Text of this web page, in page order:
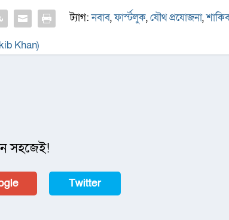
ট্যাগ:নবাব,ফার্স্টলুক,যৌথ প্রযোজনা,
Khan)
সহজেই!
Twitter